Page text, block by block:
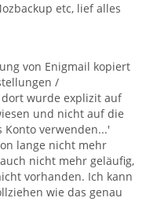
etc, lief alles
von Enigmail kopiert
/
wurde explizit auf
und nicht auf die
Konto verwenden...'
lange nicht mehr
nicht mehr geläufig,
vorhanden. Ich kann
wie das genau